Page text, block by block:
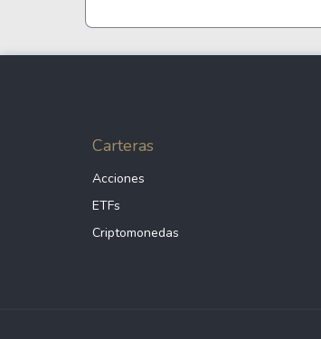
Carteras
Acciones
ETFs
Criptomonedas